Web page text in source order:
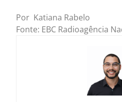
Por Katiana Rabelo
Fonte: EBC Radioagência